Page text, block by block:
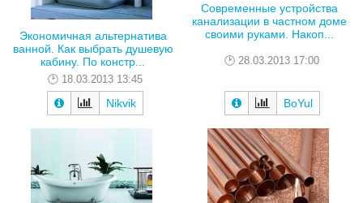
Экономичная альтернатива
ванной. Как выбрать душевую
кабину. По констр...
18.03.2013 13:45
Nikvik
Современные устройства
канализации в частном доме
своими руками. Накоп...
28.03.2013 17:00
BoYul